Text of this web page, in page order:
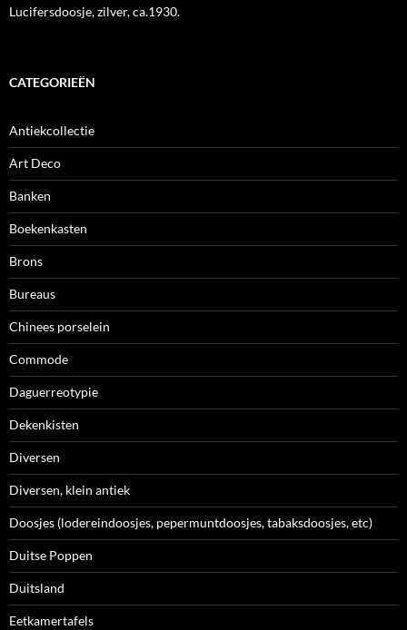
Lucifersdoosje, zilver, ca.1930.
CATEGORIEËN
Antiekcollectie
Art Deco
Banken
Boekenkasten
Brons
Bureaus
Chinees porselein
Commode
Daguerreotypie
Dekenkisten
Diversen
Diversen, klein antiek
Doosjes (lodereindoosjes, pepermuntdoosjes, tabaksdoosjes, etc)
Duitse Poppen
Duitsland
Eetkamertafels